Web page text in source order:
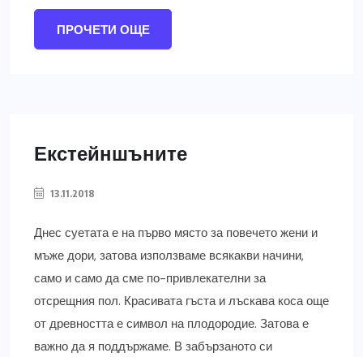
ПРОЧЕТИ ОЩЕ
Екстейншъните
13.11.2018
Днес суетата е на първо място за повечето жени и
мъже дори, затова използваме всякакви начини,
само и само да сме по-привлекателни за
отсрещния пол. Красивата гъста и лъскава коса още
от древността е символ на плодородие. Затова е
важно да я поддържаме. В забързаното си